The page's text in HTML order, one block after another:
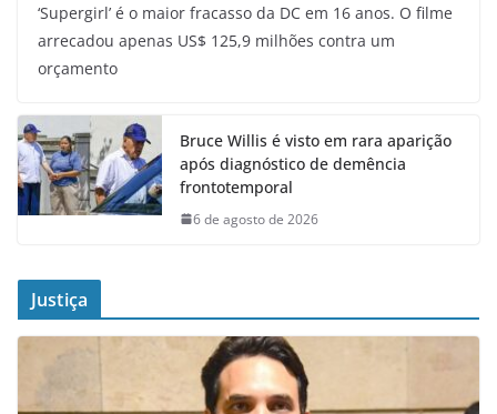
‘Supergirl’ é o maior fracasso da DC em 16 anos. O filme
arrecadou apenas US$ 125,9 milhões contra um
orçamento
Bruce Willis é visto em rara aparição
após diagnóstico de demência
frontotemporal
6 de agosto de 2026
Justiça